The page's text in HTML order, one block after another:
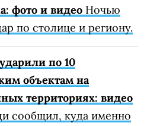
фото и видео Ночью
по столице и региону.
по 10
объектам на
территориях: видео
сообщил, куда именно